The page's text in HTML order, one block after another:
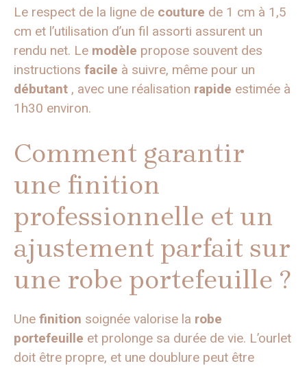
Le respect de la ligne de couture de 1 cm à 1,5
cm et l’utilisation d’un fil assorti assurent un
rendu net. Le modèle propose souvent des
instructions facile à suivre, même pour un
débutant , avec une réalisation rapide estimée à
1h30 environ.
Comment garantir
une finition
professionnelle et un
ajustement parfait sur
une robe portefeuille ?
Une finition soignée valorise la robe
portefeuille et prolonge sa durée de vie. L’ourlet
doit être propre, et une doublure peut être